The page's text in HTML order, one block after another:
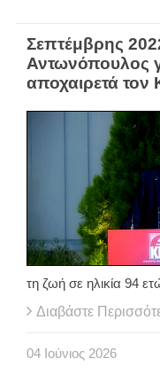
Σεπτέμβρης
Αντωνόπουλος
αποχαιρετά
τη ζωή σε ηλικία 94
Διαβάστε
04 Ιούνιος 2026